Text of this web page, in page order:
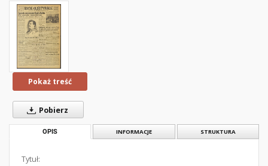
Pokaż treść
Pobierz
OPIS INFORMACJE STRUKTURA
Tytuł: